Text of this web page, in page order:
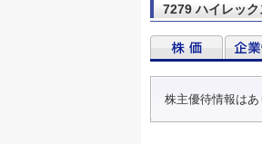
7279 ハイレッ
株主優待情報はあ